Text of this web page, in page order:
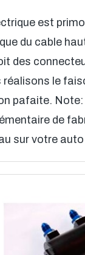
est
du cable
des
le
pafaite.
de
sur votre